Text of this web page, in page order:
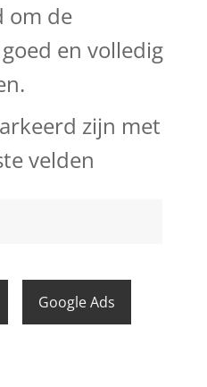
om de
en volledig
zijn met
velden
Google Ads